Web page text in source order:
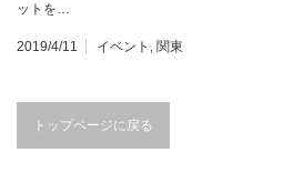
ットを…
2019/4/11 イベント , 関東
トップページに戻る